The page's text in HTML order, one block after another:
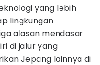
yang lebih
lingkungan
alasan mendasar
di jalur yang
Jepang lainnya di